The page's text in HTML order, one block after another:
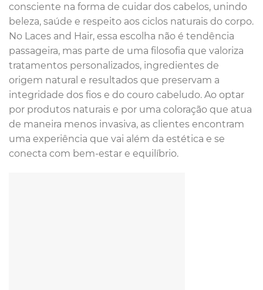
consciente na forma de cuidar dos cabelos, unindo
beleza, saúde e respeito aos ciclos naturais do corpo.
No Laces and Hair, essa escolha não é tendência
passageira, mas parte de uma filosofia que valoriza
tratamentos personalizados, ingredientes de
origem natural e resultados que preservam a
integridade dos fios e do couro cabeludo. Ao optar
por produtos naturais e por uma coloração que atua
de maneira menos invasiva, as clientes encontram
uma experiência que vai além da estética e se
conecta com bem-estar e equilíbrio.